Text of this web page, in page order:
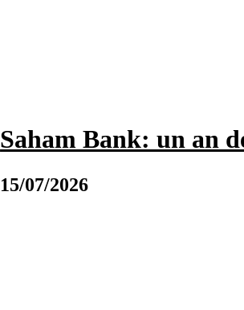
Saham Bank: un an
15/07/2026